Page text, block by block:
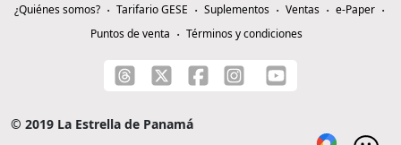
¿Quiénes somos? Tarifario GESE Suplementos Ventas
e-Paper
Puntos de venta
Términos y condiciones
© 2019 La Estrella de Panamá